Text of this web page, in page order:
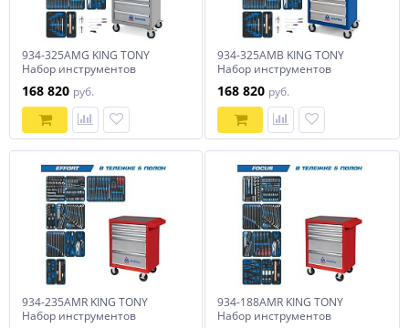
934-325AMG KING TONY
Набор инструментов
325 предметов
168 820 руб.
934-325AMB KING TONY
Набор инструментов
325 предметов
168 820 руб.
934-235AMR KING TONY
Набор инструментов
934-188AMR KING TONY
Набор инструментов